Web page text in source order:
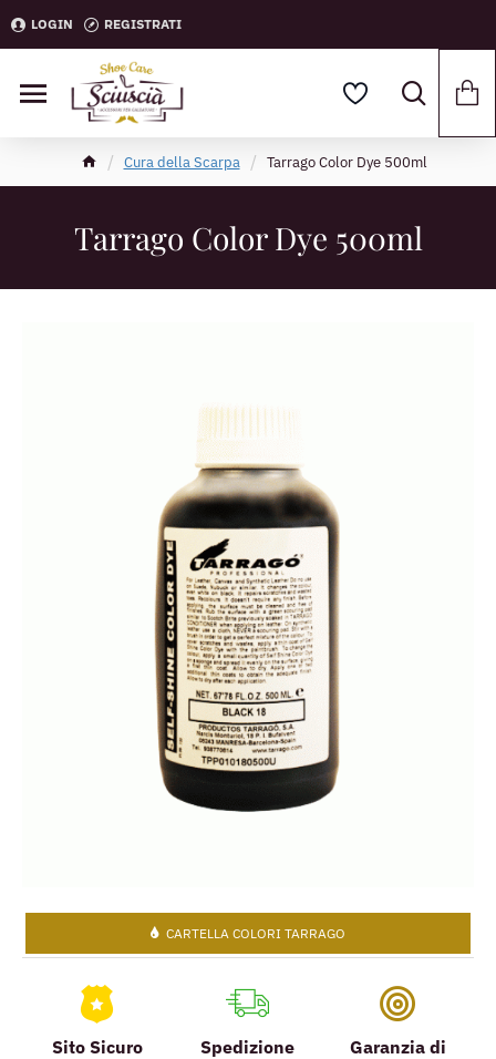
LOGIN REGISTRATI
Cura della Scarpa Tarrago Color Dye 500ml
Tarrago Color Dye 500ml
Sito Sicuro
Spedizione
Garanzia di
CARTELLA COLORI TARRAGO